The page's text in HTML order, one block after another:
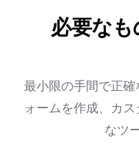
必要な
最小限の手間で正
ォームを作成、カ
なツ